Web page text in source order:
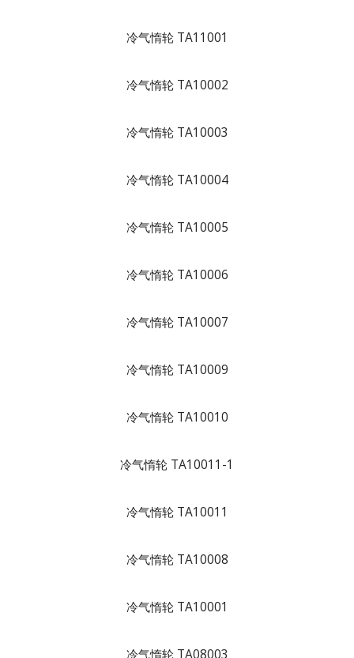
冷气惰轮 TA11001
冷气惰轮 TA10002
冷气惰轮 TA10003
冷气惰轮 TA10004
冷气惰轮 TA10005
冷气惰轮 TA10006
冷气惰轮 TA10007
冷气惰轮 TA10009
冷气惰轮 TA10010
冷气惰轮 TA10011-1
冷气惰轮 TA10011
冷气惰轮 TA10008
冷气惰轮 TA10001
冷气惰轮 TA08003